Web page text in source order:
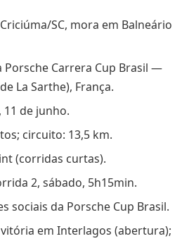
SC, mora em Balneário
Porsche Carrera Cup Brasil —
La Sarthe), França.
de junho.
circuito: 13,5 km.
(corridas curtas).
2, sábado, 5h15min.
sociais da Porsche Cup Brasil.
em Interlagos (abertura);